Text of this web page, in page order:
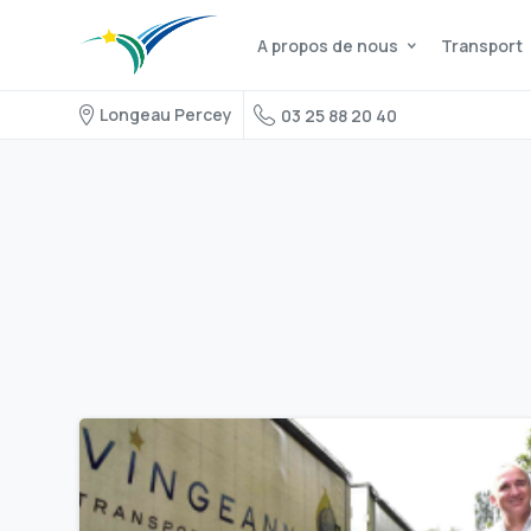
A propos de nous Transport
Longeau Percey 03 25 88 20 40